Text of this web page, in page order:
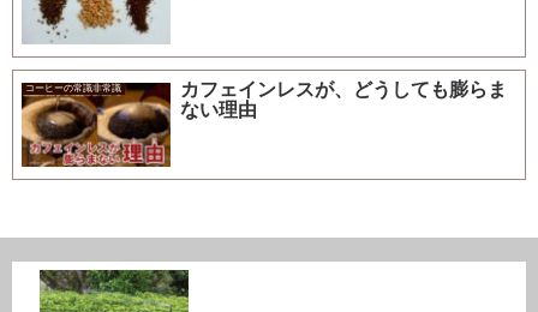
コーヒーの常識非常識
カフェインレスが、どうしても膨らま
ない理由